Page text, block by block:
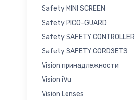
Safety MINI SCREEN
Safety PICO-GUARD
Safety SAFETY CONTROLLER
Safety SAFETY CORDSETS
Vision принадлежности
Vision iVu
Vision Lenses